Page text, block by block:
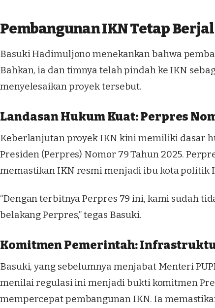
Pembangunan IKN Tetap
Basuki Hadimuljono menekankan bahwa
Bahkan, ia dan timnya telah pindah ke IKN
menyelesaikan proyek tersebut.
Landasan Hukum Kuat: Perpres
Keberlanjutan proyek IKN kini memiliki dasar
Presiden (Perpres) Nomor 79 Tahun 2025.
memastikan IKN resmi menjadi ibu kota politik
“Dengan terbitnya Perpres 79 ini, kami sudah
belakang Perpres,” tegas Basuki.
Komitmen Pemerintah:
Basuki, yang sebelumnya menjabat Menteri
menilai regulasi ini menjadi bukti komitmen
mempercepat pembangunan IKN. Ia